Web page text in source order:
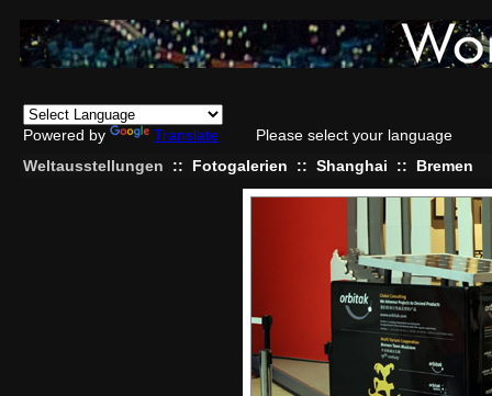
Powered by Translate
Please select your language
Weltausstellungen
:: Fotogalerien :: Shanghai :: Bremen